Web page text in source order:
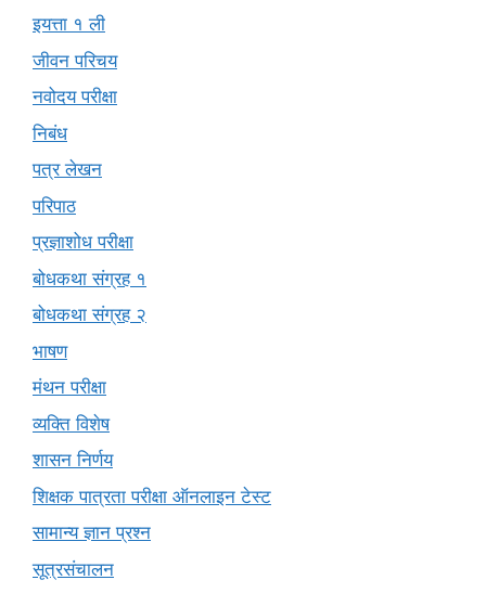
इयत्ता १ ली
जीवन परिचय
नवोदय परीक्षा
निबंध
पत्र लेखन
परिपाठ
प्रज्ञाशोध परीक्षा
बोधकथा संग्रह १
बोधकथा संग्रह २
भाषण
मंथन परीक्षा
व्यक्ति विशेष
शासन निर्णय
शिक्षक पात्रता परीक्षा ऑनलाइन टेस्ट
सामान्य ज्ञान प्रश्न
सूत्रसंचालन